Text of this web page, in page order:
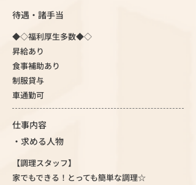
待遇・諸手当
◆◇福利厚生多数◆◇
昇給あり
食事補助あり
制服貸与
車通勤可
仕事内容
・求める人物
【調理スタッフ】
家でもできる！とっても簡単な調理☆